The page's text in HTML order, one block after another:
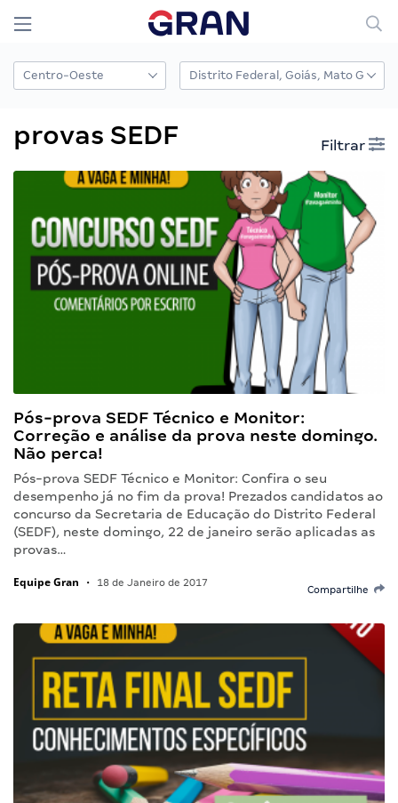
provas SEDF Filtrar
Pós-prova SEDF Técnico e Monitor:
Correção e análise da prova neste domingo.
Não perca!
Pós-prova SEDF Técnico e Monitor: Confira o seu
desempenho já no fim da prova! Prezados candidatos ao
concurso da Secretaria de Educação do Distrito Federal
(SEDF), neste domingo, 22 de janeiro serão aplicadas as
provas…
Equipe Gran • 18 de Janeiro de 2017
Compartilhe